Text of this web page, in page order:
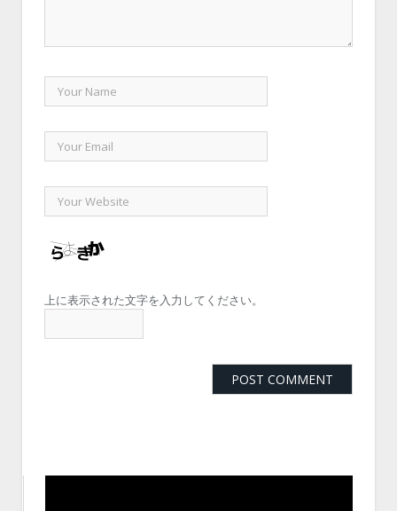
上に表示された文字を入力してください。